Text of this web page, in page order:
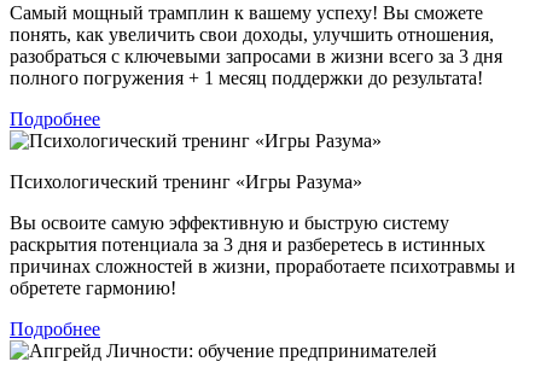
Самый мощный трамплин к вашему успеху! Вы сможете
понять, как увеличить свои доходы, улучшить отношения,
разобраться с ключевыми запросами в жизни всего за 3 дня
полного погружения + 1 месяц поддержки до результата!
Подробнее
Психологический тренинг «Игры Разума»
Вы освоите самую эффективную и быструю систему
раскрытия потенциала за 3 дня и разберетесь в истинных
причинах сложностей в жизни, проработаете психотравмы и
обретете гармонию!
Подробнее